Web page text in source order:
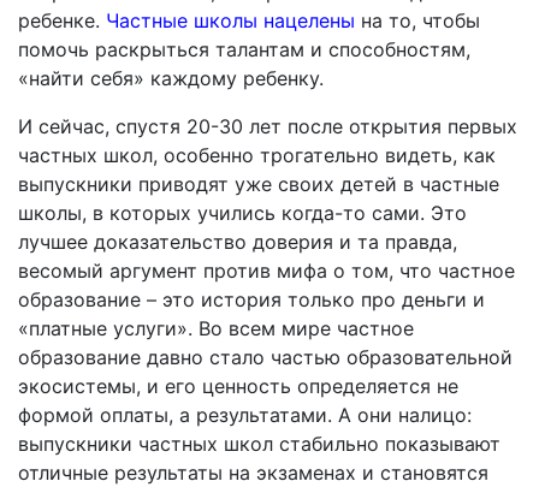
ребенке. Частные школы нацелены на то, чтобы
помочь раскрыться талантам и способностям,
«найти себя» каждому ребенку.
И сейчас, спустя 20-30 лет после открытия первых
частных школ, особенно трогательно видеть, как
выпускники приводят уже своих детей в частные
школы, в которых учились когда-то сами. Это
лучшее доказательство доверия и та правда,
весомый аргумент против мифа о том, что частное
образование – это история только про деньги и
«платные услуги». Во всем мире частное
образование давно стало частью образовательной
экосистемы, и его ценность определяется не
формой оплаты, а результатами. А они налицо:
выпускники частных школ стабильно показывают
отличные результаты на экзаменах и становятся